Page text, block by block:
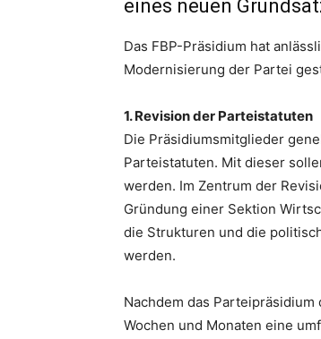
eines neuen
Das FBP-Präsidium hat
Modernisierung der Partei
1. Revision der Parteistatuten
Die Präsidiumsmitglieder
Parteistatuten. Mit dieser
werden. Im Zentrum der
Gründung einer Sektion
die Strukturen und die
werden.
Nachdem das
Wochen und Monaten eine